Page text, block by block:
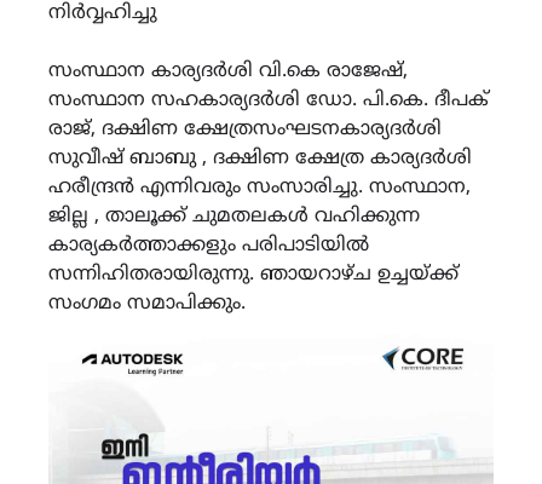
നിർവ്വഹിച്ചു
സംസ്ഥാന കാര്യദർശി വി.കെ രാജേഷ്,
സംസ്ഥാന സഹകാര്യദർശി ഡോ. പി.കെ. ദീപക്
രാജ്, ദക്ഷിണ ക്ഷേത്രസംഘടനകാര്യദർശി
സുവീഷ് ബാബു , ദക്ഷിണ ക്ഷേത്ര കാര്യദർശി
ഹരീന്ദ്രൻ എന്നിവരും സംസാരിച്ചു. സംസ്ഥാന,
ജില്ല , താലൂക്ക് ചുമതലകൾ വഹിക്കുന്ന
കാര്യകർത്താക്കളും പരിപാടിയിൽ
സന്നിഹിതരായിരുന്നു. ഞായറാഴ്ച ഉച്ചയ്ക്ക്
സംഗമം സമാപിക്കും.